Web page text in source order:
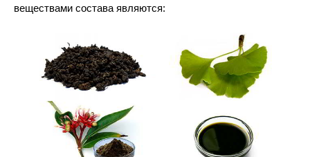
веществами состава являются: